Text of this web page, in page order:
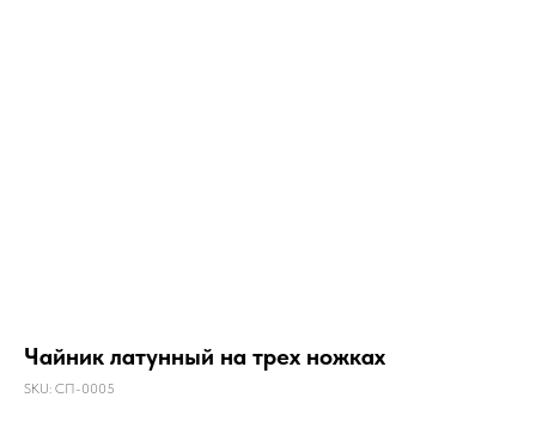
Чайник латунный на трех ножках
SKU: СП-0005